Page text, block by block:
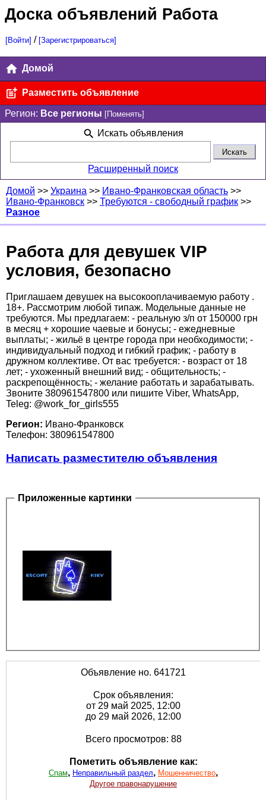
Доска объявлений Работа
[Войти] / [Зарегистрироваться]
Домой
Разместить объявление
Регион: Все регионы [Поменять]
Искать объявления
Расширенный поиск
Домой >> Украина >> Ивано-Франковская область >>
Ивано-Франковск >> Требуются - свободный график >>
Разное
Работа для девушек VIP
условия, безопасно
Приглашаем девушек на высокооплачиваемую работу .
18+. Рассмотрим любой типаж. Модельные данные не
требуются. Мы предлагаем: - реальную з/п от 150000 грн
в месяц + хорошие чаевые и бонусы; - ежедневные
выплаты; - жильё в центре города при необходимости; -
индивидуальный подход и гибкий график; - работу в
дружном коллективе. От вас требуется: - возраст от 18
лет; - ухоженный внешний вид; - общительность; -
раскрепощённость; - желание работать и зарабатывать.
Звоните 380961547800 или пишите Viber, WhatsApp,
Teleg: @work_for_girls555
Регион: Ивано-Франковск
Телефон: 380961547800
Написать разместителю объявления
Приложенные картинки
Объявление но. 641721
Срок объявления:
от 29 май 2025, 12:00
до 29 май 2026, 12:00
Всего просмотров: 88
Пометить объявление как:
Спам, Неправильный раздел, Мошенничество,
Другое правонарушение